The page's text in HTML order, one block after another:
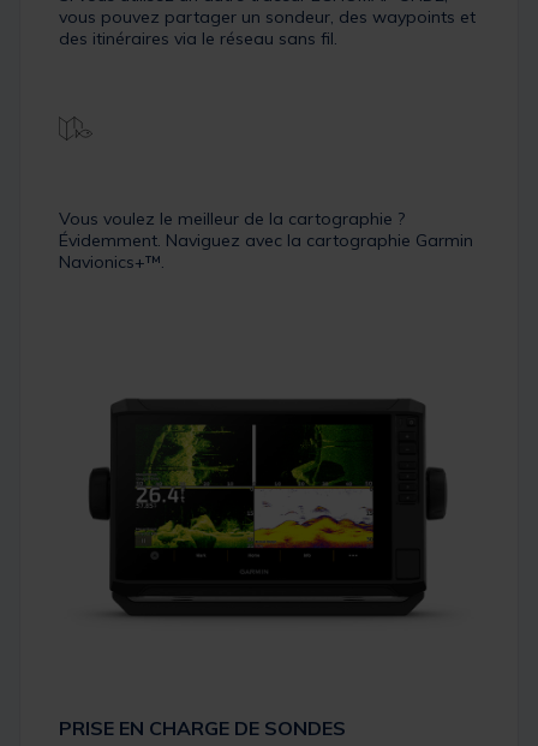
vous pouvez partager un sondeur, des waypoints et
des itinéraires via le réseau sans fil.
Vous voulez le meilleur de la cartographie ?
Évidemment. Naviguez avec la cartographie Garmin
Navionics+™.
PRISE EN CHARGE DE SONDES